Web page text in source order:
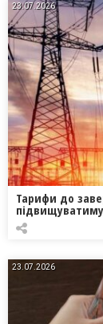
23.07.2026
Тарифи до
23.07.2026